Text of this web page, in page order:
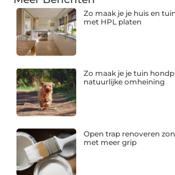
Zo maak je je huis en
met HPL platen
Zo maak je je tuin
natuurlijke omheining
Open trap renoveren
met meer grip